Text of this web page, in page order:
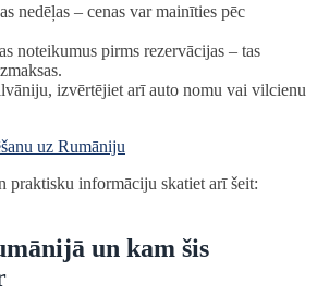
nedēļas – cenas var mainīties pēc
noteikumus pirms rezervācijas – tas
izvērtējiet arī auto nomu vai vilcienu
uz Rumāniju
praktisku informāciju skatiet arī šeit:
un kam šis